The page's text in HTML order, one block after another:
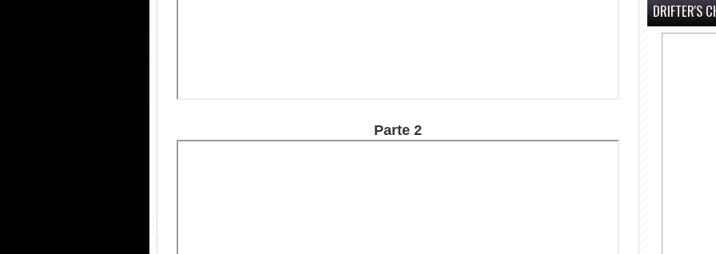
Parte 2
DRIFTER'S